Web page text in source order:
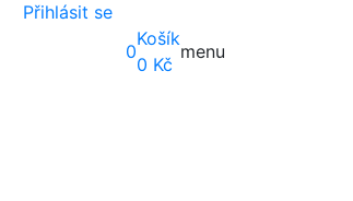
Přihlásit se
0
Košík
0 Kč
menu